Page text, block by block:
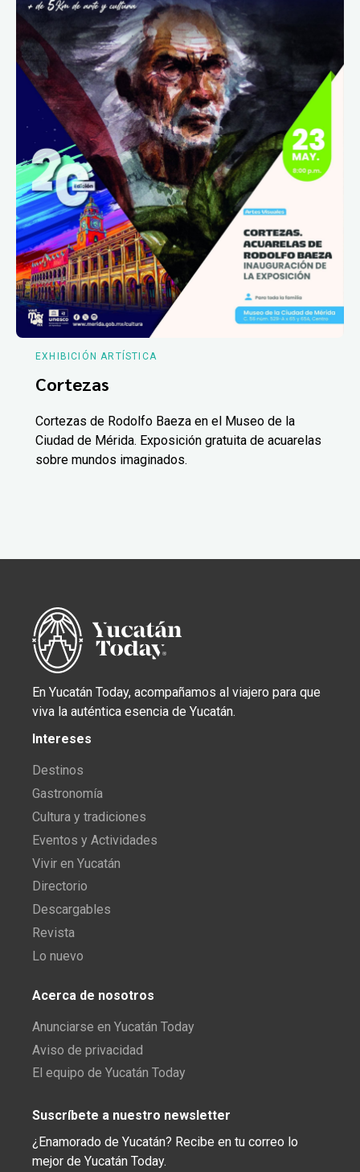
EXHIBICIÓN ARTÍSTICA
Cortezas
Cortezas de Rodolfo Baeza en el Museo de la
Ciudad de Mérida. Exposición gratuita de acuarelas
sobre mundos imaginados.
En Yucatán Today, acompañamos al viajero para que
viva la auténtica esencia de Yucatán.
Intereses
Destinos
Gastronomía
Cultura y tradiciones
Eventos y Actividades
Vivir en Yucatán
Directorio
Descargables
Revista
Lo nuevo
Acerca de nosotros
Anunciarse en Yucatán Today
Aviso de privacidad
El equipo de Yucatán Today
Suscríbete a nuestro newsletter
¿Enamorado de Yucatán? Recibe en tu correo lo
mejor de Yucatán Today.